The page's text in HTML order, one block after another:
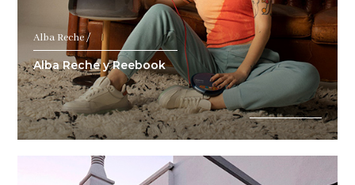
Alba Reche /
Alba Reche y Reebook